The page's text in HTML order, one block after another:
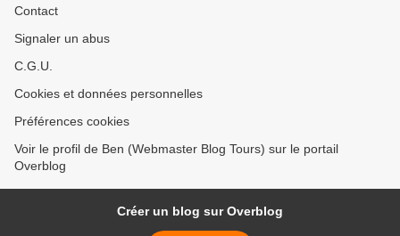
Contact
Signaler un abus
C.G.U.
Cookies et données personnelles
Préférences cookies
Voir le profil de Ben (Webmaster Blog Tours) sur le portail
Overblog
Créer un blog sur Overblog